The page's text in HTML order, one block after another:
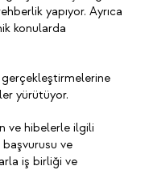
yapıyor. Ayrıca
konularda
yürütüyor.
ve hibelerle ilgili
ve
iş birliği ve